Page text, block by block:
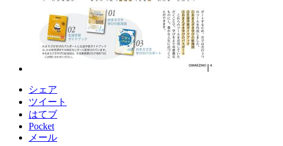
シェア
ツイート
はてブ
Pocket
メール